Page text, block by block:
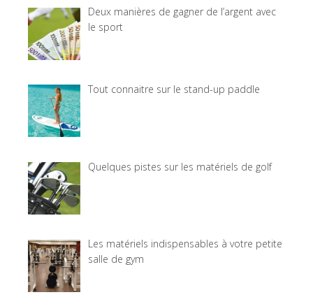
Deux manières de gagner de l’argent avec
le sport
Tout connaitre sur le stand-up paddle
Quelques pistes sur les matériels de golf
Les matériels indispensables à votre petite
salle de gym